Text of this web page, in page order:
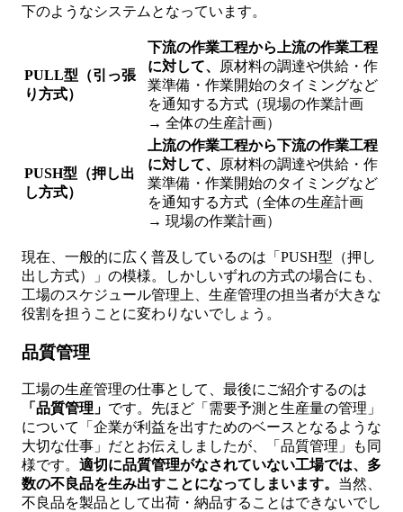
下のようなシステムとなっています。
PULL型（引っ張
り方式）
下流の作業工程から上流の作業工程
に対して、
原材料の調達や供給・作
業準備・作業開始のタイミングなど
を通知する方式（現場の作業計画
→ 全体の生産計画）
PUSH型（押し出
し方式）
上流の作業工程から下流の作業工程
に対して、
原材料の調達や供給・作
業準備・作業開始のタイミングなど
を通知する方式（全体の生産計画
→ 現場の作業計画）
現在、一般的に広く普及しているのは「PUSH型（押し
出し方式）」の模様。しかしいずれの方式の場合にも、
工場のスケジュール管理上、生産管理の担当者が大きな
役割を担うことに変わりないでしょう。
品質管理
工場の生産管理の仕事として、最後にご紹介するのは
「品質管理」 です。先ほど「需要予測と生産量の管理」
について「企業が利益を出すためのベースとなるような
大切な仕事」だとお伝えしましたが、「品質管理」も同
様です。 適切に品質管理がなされていない工場では、多
数の不良品を生み出すことになってしまいます。 当然、
不良品を製品として出荷・納品することはできないでし